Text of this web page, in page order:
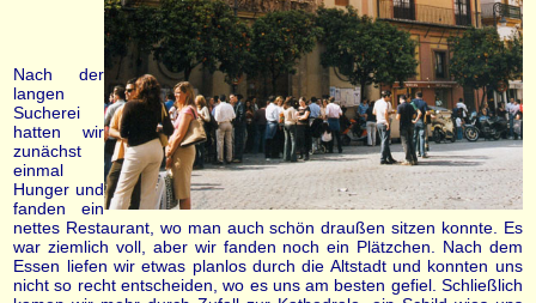
Nach der
langen
Sucherei
hatten wir
zunächst
einmal
Hunger und
fanden ein
nettes Restaurant, wo man auch schön draußen sitzen konnte. Es
war ziemlich voll, aber wir fanden noch ein Plätzchen. Nach dem
Essen liefen wir etwas planlos durch die Altstadt und konnten uns
nicht so recht entscheiden, wo es uns am besten gefiel. Schließlich